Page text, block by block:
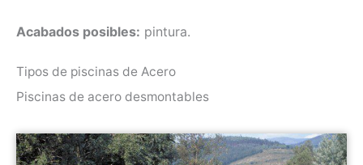
Acabados posibles: pintura.
Tipos de piscinas de Acero
Piscinas de acero desmontables